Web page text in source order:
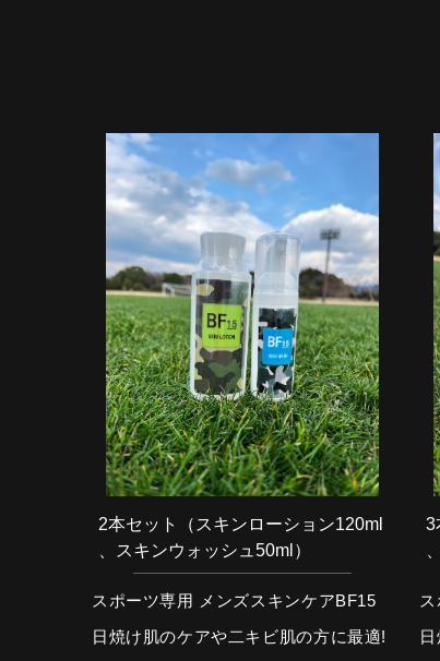
2本セット（スキンローション120ml
、スキンウォッシュ50ml）
スポーツ専用 メンズスキンケアBF15
日焼け肌のケアや二キビ肌の方に最適!
3